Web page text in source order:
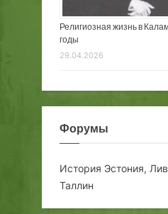
Религиозная жизнь в
годы
29.04.2026
Форумы
История Эстония,
Таллин